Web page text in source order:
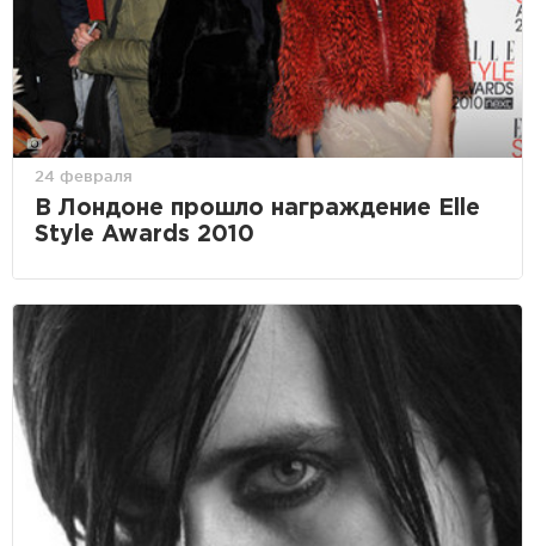
24 февраля
В Лондоне прошло награждение Elle
Style Awards 2010